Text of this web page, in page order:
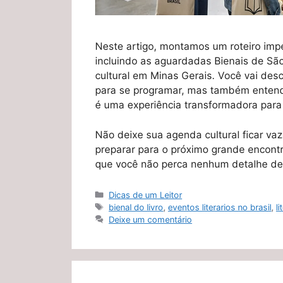
Neste artigo, montamos um roteiro
incluindo as aguardadas Bienais de
cultural em Minas Gerais. Você vai
para se programar, mas também
é uma experiência transformadora
Não deixe sua agenda cultural ficar
preparar para o próximo grande
que você não perca nenhum detalhe
Categorias
Dicas de um Leitor
Tags
bienal do livro,eventos literarios no brasil,
Deixe um comentário